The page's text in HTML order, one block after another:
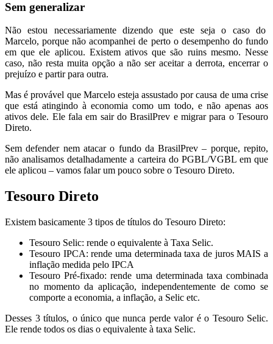
Sem generalizar
Não estou necessariamente dizendo que este seja o caso do
Marcelo, porque não acompanhei de perto o desempenho do fundo
em que ele aplicou. Existem ativos que são ruins mesmo. Nesse
caso, não resta muita opção a não ser aceitar a derrota, encerrar o
prejuízo e partir para outra.
Mas é provável que Marcelo esteja assustado por causa de uma crise
que está atingindo à economia como um todo, e não apenas aos
ativos dele. Ele fala em sair do BrasilPrev e migrar para o Tesouro
Direto.
Sem defender nem atacar o fundo da BrasilPrev – porque, repito,
não analisamos detalhadamente a carteira do PGBL/VGBL em que
ele aplicou – vamos falar um pouco sobre o Tesouro Direto.
Tesouro Direto
Existem basicamente 3 tipos de títulos do Tesouro Direto:
Tesouro Selic: rende o equivalente à Taxa Selic.
Tesouro IPCA: rende uma determinada taxa de juros MAIS a
inflação medida pelo IPCA
Tesouro Pré-fixado: rende uma determinada taxa combinada
no momento da aplicação, independentemente de como se
comporte a economia, a inflação, a Selic etc.
Desses 3 títulos, o único que nunca perde valor é o Tesouro Selic.
Ele rende todos os dias o equivalente à taxa Selic.